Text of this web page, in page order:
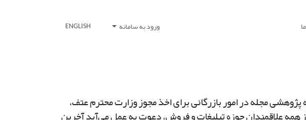
ورود به سامانه ENGLISH
کردن حوزه پژوهشی مجله در امور بازرگانی برای اخذ مجوز وزارت محترم عتف،